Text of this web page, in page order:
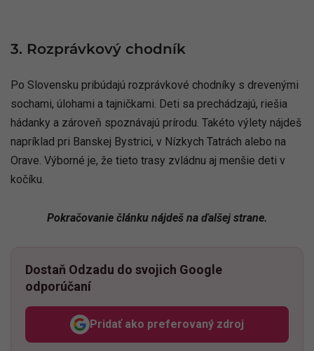
3. Rozprávkový chodník
Po Slovensku pribúdajú rozprávkové chodníky s drevenými
sochami, úlohami a tajničkami. Deti sa prechádzajú, riešia
hádanky a zároveň spoznávajú prírodu. Takéto výlety nájdeš
napríklad pri Banskej Bystrici, v Nízkych Tatrách alebo na
Orave. Výborné je, že tieto trasy zvládnu aj menšie deti v
kočíku.
Pokračovanie článku nájdeš na ďalšej strane.
Dostaň Odzadu do svojich Google
odporúčaní
Pridať ako preferovaný zdroj
Odzadu, odkaz sa otvorí v